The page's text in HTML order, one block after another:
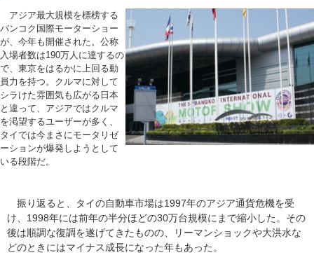
アジア最大規模を標榜する
バンコク国際モーターショー
が、今年も開催された。公称
入場者数は190万人に達するの
で、東京をはるかに上回る動
員力を持つ。クルマに対して
シラけた雰囲気も広がる日本
と違って、アジアではクルマ
を渇望するユーザーが多く、
タイでは今まさにモータリゼ
ーションが爆発しようとして
いる段階だ。
振り返ると、タイの自動車市場は1997年のアジア通貨危機を受
け、1998年には前年の半分ほどの30万台規模にまで縮小した。その
後は順調な復調を遂げてきたものの、リーマンショックや大洪水な
どのときにはマイナス成長になった年もあった。